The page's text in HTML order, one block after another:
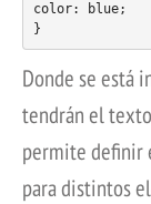
color: blue;
Donde se está
tendrán el
permite definir
para distintos